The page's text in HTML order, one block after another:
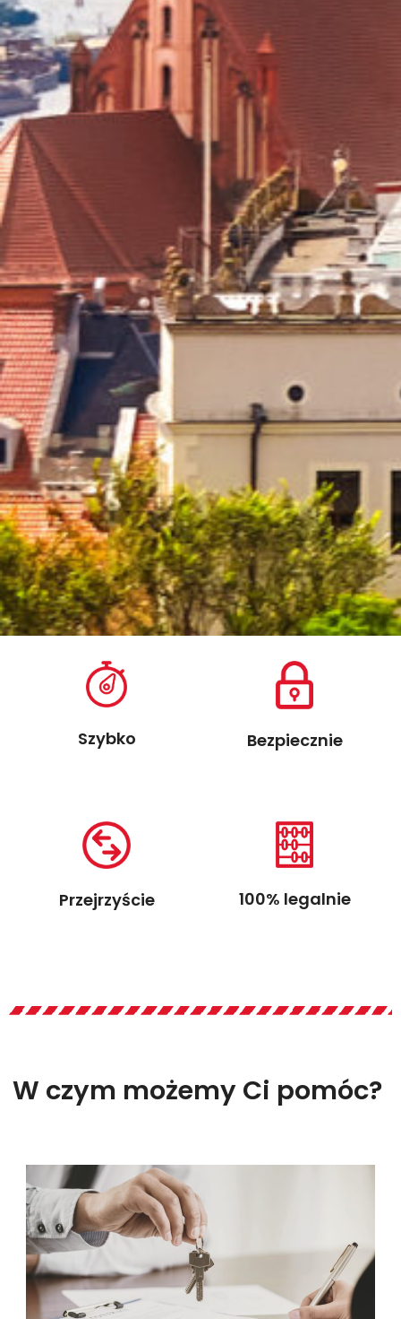
Szybko Bezpiecznie
Przejrzyście 100% legalnie
W czym możemy Ci pomóc?